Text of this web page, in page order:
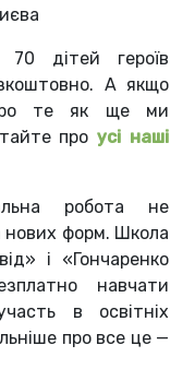
дітей героїв
А якщо
про те як ще ми
проусі наші
робота не
нових форм. Школа
і «Гончаренко
навчати
в освітніх
про все це —